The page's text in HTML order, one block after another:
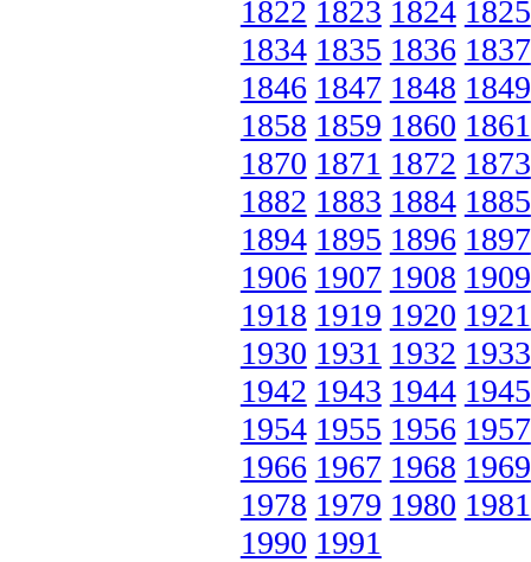
1822 1823 1824 1825
1834 1835 1836 1837
1846 1847 1848 1849
1858 1859 1860 1861
1870 1871 1872 1873
1882 1883 1884 1885
1894 1895 1896 1897
1906 1907 1908 1909
1918 1919 1920 1921
1930 1931 1932 1933
1942 1943 1944 1945
1954 1955 1956 1957
1966 1967 1968 1969
1978 1979 1980 1981
1990 1991